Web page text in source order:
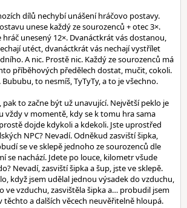
dílů nechybí unášení hráčovo postavy.
unese každý ze sourozenců + otec 3×.
unesený 12×. Dvanáctkrát vás dostanou,
utéct, dvanáctkrát vás nechají vystřílet
A nic. Prostě nic. Každý ze sourozenců má
příběhových předělech dostat, mučit, cokoli.
to nesmíš, TyTyTy, a to je všechno.
pak to začne být už unavující. Největší peklo je
vždy v momentě, kdy se k tomu hra sama
dojde kdykoli a kdekoli. Jste uprostřed
NPC? Nevadí. Odněkud zasviští šipka,
se ve sklepě jednoho ze sourozenců dle
se nachází. Jdete po louce, kilometr všude
Nevadí, zasviští šipka a šup, jste ve sklepě.
když jsem udělal jednou výsadek do vzduchu,
ve vzduchu, zasvištěla šipka a… probudil jsem
těchto a dalších věcech neuvěřitelně hloupá.